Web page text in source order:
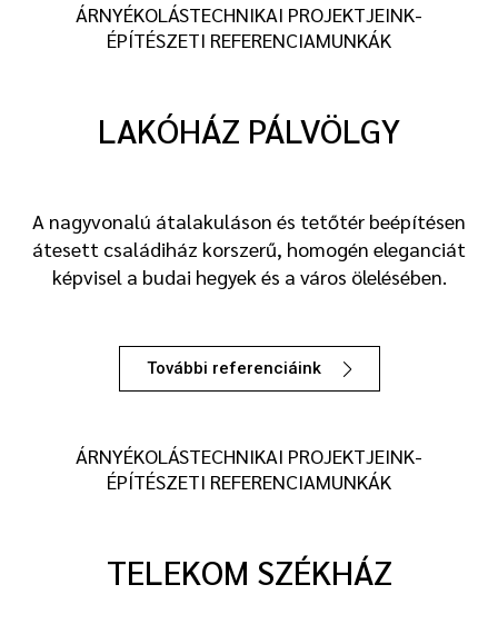
ÁRNYÉKOLÁSTECHNIKAI PROJEKTJEINK-
ÉPÍTÉSZETI REFERENCIAMUNKÁK
LAKÓHÁZ PÁLVÖLGY
A nagyvonalú átalakuláson és tetőtér beépítésen
átesett családiház korszerű, homogén eleganciát
képvisel a budai hegyek és a város ölelésében.
További referenciáink
ÁRNYÉKOLÁSTECHNIKAI PROJEKTJEINK-
ÉPÍTÉSZETI REFERENCIAMUNKÁK
TELEKOM SZÉKHÁZ